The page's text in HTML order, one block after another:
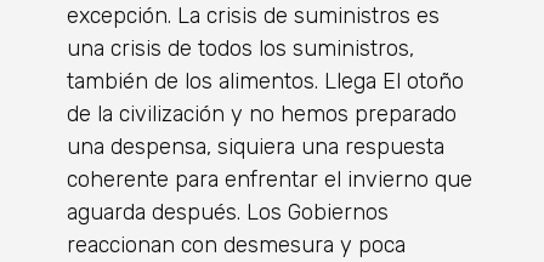
excepción. La crisis de suministros es
una crisis de todos los suministros,
también de los alimentos. Llega El otoño
de la civilización y no hemos preparado
una despensa, siquiera una respuesta
coherente para enfrentar el invierno que
aguarda después. Los Gobiernos
reaccionan con desmesura y poca